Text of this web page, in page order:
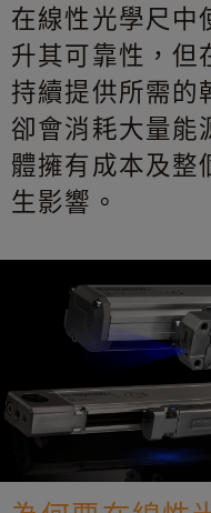
在線性光學尺中
升其可靠性，但
持續提供所需的
卻會消耗大量能
體擁有成本及整
生影響。